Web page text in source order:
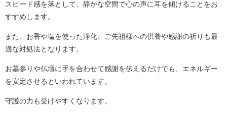
スピード感を落として、静かな空間で心の声に耳を傾けることをお
すすめします。
また、お香や塩を使った浄化、ご先祖様への供養や感謝の祈りも最
適な対処法となります。
お墓参りや仏壇に手を合わせて感謝を伝えるだけでも、エネルギー
を安定させるといわれています。
守護の力も受けやすくなります。